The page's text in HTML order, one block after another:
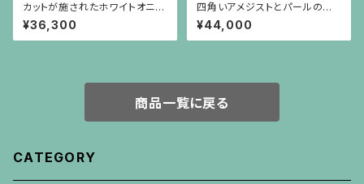
カットが施されたホワイトオニキ
スと円盤型の水晶、ロンデル、彫
りが施されたターコイズのロン
グネックレス
¥36,300
四角いアメジストとパールのシ
ルバー枠のピアス(シルバーポス
ト）
¥44,000
商品一覧に戻る
CATEGORY